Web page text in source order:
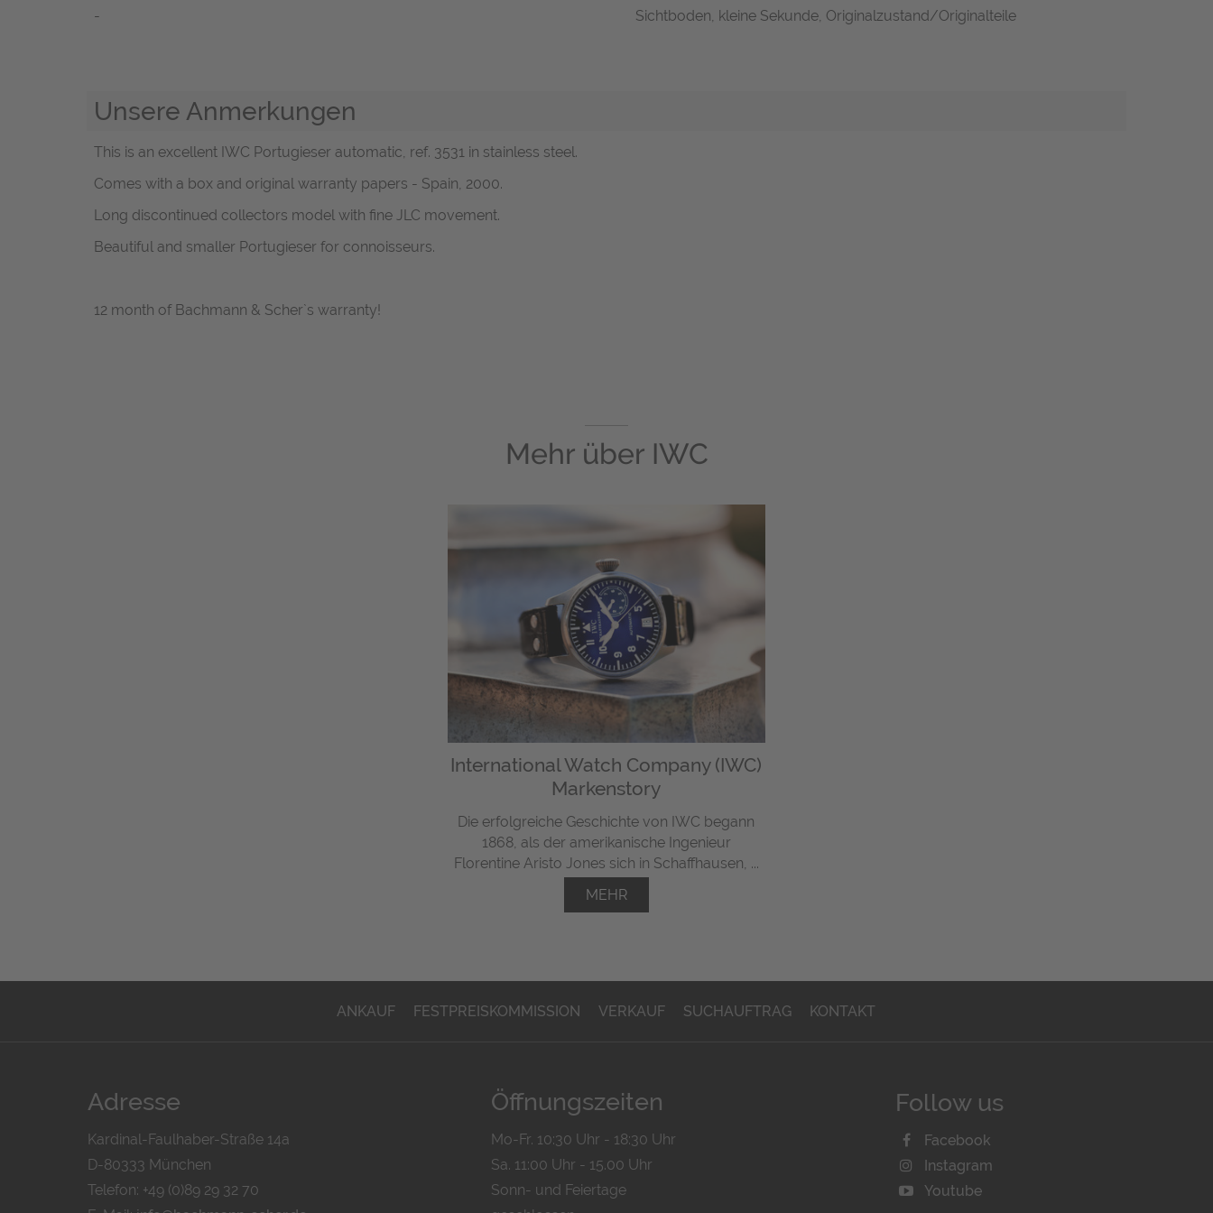
- Sichtboden, kleine Sekunde, Originalzustand/Originalteile
Unsere Anmerkungen
This is an excellent IWC Portugieser automatic, ref. 3531 in stainless steel.
Comes with a box and original warranty papers - Spain, 2000.
Long discontinued collectors model with fine JLC movement.
Beautiful and smaller Portugieser for connoisseurs.
12 month of Bachmann & Scher`s warranty!
Mehr über IWC
International Watch Company (IWC)
Markenstory
Die erfolgreiche Geschichte von IWC begann
1868, als der amerikanische Ingenieur
Florentine Aristo Jones sich in Schaffhausen, ...
MEHR
ANKAUF FESTPREISKOMMISSION VERKAUF SUCHAUFTRAG KONTAKT
Adresse
Kardinal-Faulhaber-Straße 14a
D-80333 München
Telefon: +49 (0)89 29 32 70
Öffnungszeiten
Mo-Fr. 10:30 Uhr - 18:30 Uhr
Sa. 11:00 Uhr - 15.00 Uhr
Sonn- und Feiertage
Follow us
Facebook
Instagram
Youtube